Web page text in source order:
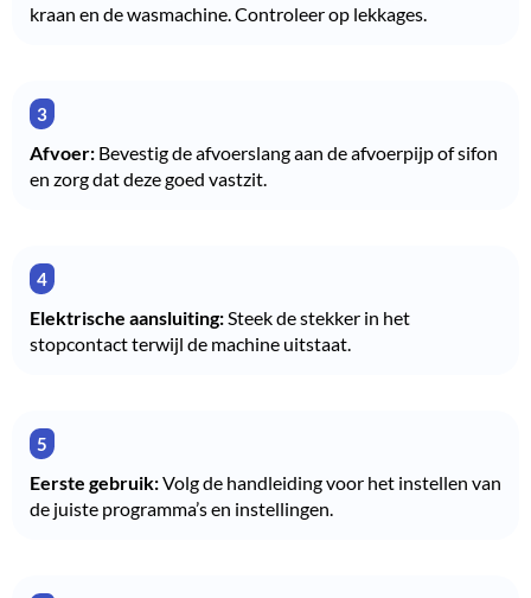
kraan en de wasmachine. Controleer op lekkages.
Afvoer: Bevestig de afvoerslang aan de afvoerpijp of sifon
en zorg dat deze goed vastzit.
Elektrische aansluiting:Steek de stekker in het
stopcontact terwijl de machine uitstaat.
Eerste gebruik:Volg de handleiding voor het instellen van
de juiste programma’s en instellingen.